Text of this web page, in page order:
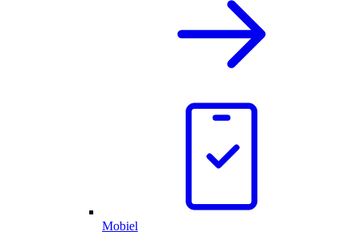
Mobiel